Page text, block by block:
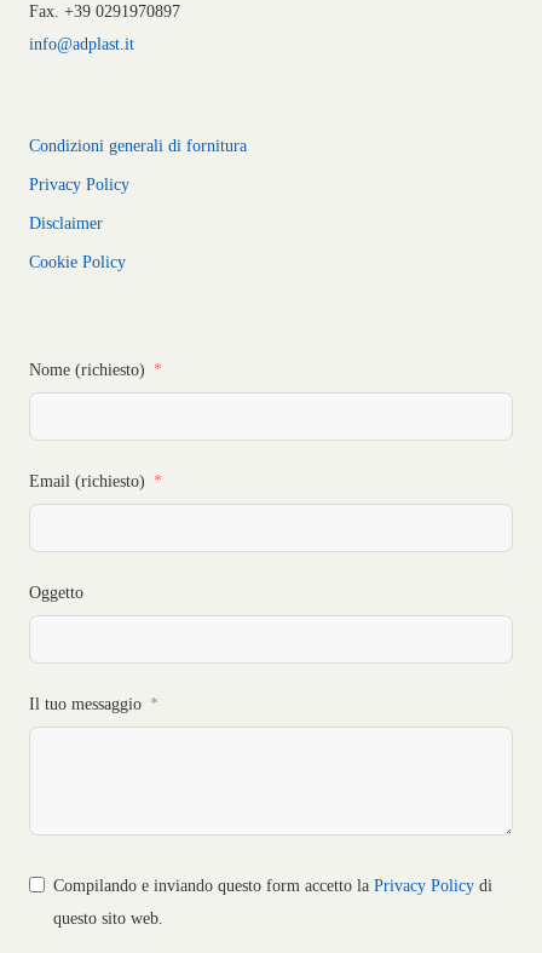
Fax. +39 0291970897
info@adplast.it
Condizioni generali di fornitura
Privacy Policy
Disclaimer
Cookie Policy
Nome (richiesto)
Email (richiesto)
Oggetto
Il tuo messaggio
Compilando e inviando questo form accetto laPrivacy Policy di
questo sito web.